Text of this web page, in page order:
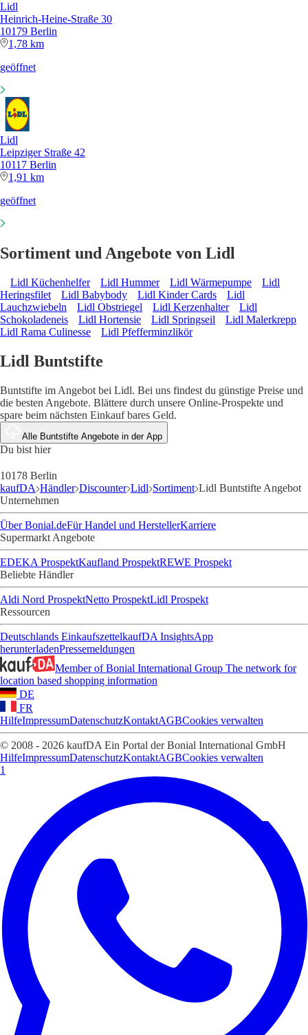
Lidl
Heinrich-Heine-Straße 30
10179 Berlin
1,78 km
geöffnet
Lidl
Leipziger Straße 42
10117 Berlin
1,91 km
geöffnet
Sortiment und Angebote von Lidl
Lidl Küchenhelfer Lidl Hummer Lidl Wärmepumpe
Lidl
Heringsfilet
Lidl Babybody Lidl Kinder Cards
Lidl
Lauchzwiebeln
Lidl Obstriegel Lidl Kerzenhalter
Lidl
Schokoladeneis
Lidl Hortensie Lidl Springseil
Lidl Malerkrepp
Lidl Rama Culinesse
Lidl Pfefferminzlikör
Lidl Buntstifte
Buntstifte im Angebot bei Lidl. Bei uns findest du günstige Preise und
die besten Angebote. Blättere durch unsere Online-Prospekte und
spare beim nächsten Einkauf bares Geld.
Alle Buntstifte Angebote in der App
Du bist hier
10178 Berlin
kaufDA Händler Discounter Lidl Sortiment Lidl Buntstifte Angebot
Unternehmen
Über Bonial.deFür Handel und HerstellerKarriere
Supermarkt Angebote
EDEKA ProspektKaufland ProspektREWE Prospekt
Beliebte Händler
Aldi Nord ProspektNetto ProspektLidl Prospekt
Ressourcen
Deutschlands EinkaufszettelkaufDA InsightsApp
herunterladenPressemeldungen
Member of Bonial International Group The network for
location based shopping information
DE
FR
HilfeImpressumDatenschutzKontaktAGBCookies verwalten
© 2008 - 2026 kaufDA Ein Portal der Bonial International GmbH
HilfeImpressumDatenschutzKontaktAGBCookies verwalten
1